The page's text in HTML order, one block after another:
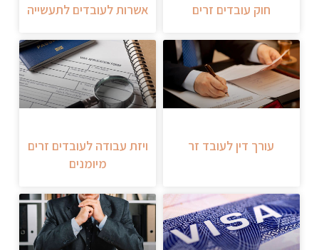
חוק עובדים זרים אשרות לעובדים לתעשייה
עורך דין לעובד זר
ויזת עבודה לעובדים זרים
מיומנים